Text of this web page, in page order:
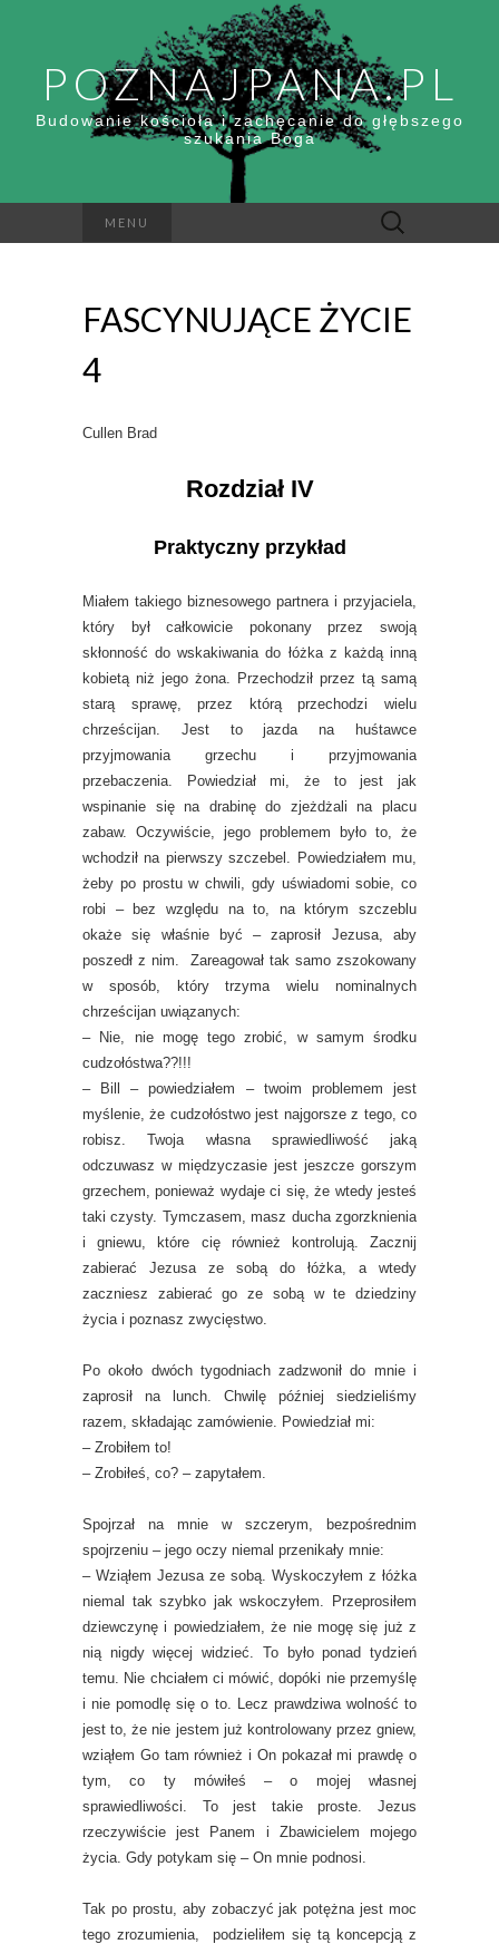
POZNAJPANA.PL
Budowanie kościoła i zachęcanie do głębszego
szukania Boga
MENU Szukaj:
FASCYNUJĄCE ŻYCIE
4
Cullen Brad
Rozdział IV
Praktyczny przykład
Miałem takiego biznesowego partnera i przyjaciela,
który był całkowicie pokonany przez swoją
skłonność do wskakiwania do łóżka z każdą inną
kobietą niż jego żona. Przechodził przez tą samą
starą sprawę, przez którą przechodzi wielu
chrześcijan. Jest to jazda na huśtawce
przyjmowania grzechu i przyjmowania
przebaczenia. Powiedział mi, że to jest jak
wspinanie się na drabinę do zjeżdżali na placu
zabaw. Oczywiście, jego problemem było to, że
wchodził na pierwszy szczebel. Powiedziałem mu,
żeby po prostu w chwili, gdy uświadomi sobie, co
robi – bez względu na to, na którym szczeblu
okaże się właśnie być – zaprosił Jezusa, aby
poszedł z nim. Zareagował tak samo zszokowany
w sposób, który trzyma wielu nominalnych
chrześcijan uwiązanych:
– Nie, nie mogę tego zrobić, w samym środku
cudzołóstwa??!!!
– Bill – powiedziałem – twoim problemem jest
myślenie, że cudzołóstwo jest najgorsze z tego, co
robisz. Twoja własna sprawiedliwość jaką
odczuwasz w międzyczasie jest jeszcze gorszym
grzechem, ponieważ wydaje ci się, że wtedy jesteś
taki czysty. Tymczasem, masz ducha zgorzknienia
i gniewu, które cię również kontrolują. Zacznij
zabierać Jezusa ze sobą do łóżka, a wtedy
zaczniesz zabierać go ze sobą w te dziedziny
życia i poznasz zwycięstwo.
Po około dwóch tygodniach zadzwonił do mnie i
zaprosił na lunch. Chwilę później siedzieliśmy
razem, składając zamówienie. Powiedział mi:
– Zrobiłem to!
– Zrobiłeś, co? – zapytałem.
Spojrzał na mnie w szczerym, bezpośrednim
spojrzeniu – jego oczy niemal przenikały mnie:
– Wziąłem Jezusa ze sobą. Wyskoczyłem z łóżka
niemal tak szybko jak wskoczyłem. Przeprosiłem
dziewczynę i powiedziałem, że nie mogę się już z
nią nigdy więcej widzieć. To było ponad tydzień
temu. Nie chciałem ci mówić, dopóki nie przemyślę
i nie pomodlę się o to. Lecz prawdziwa wolność to
jest to, że nie jestem już kontrolowany przez gniew,
wziąłem Go tam również i On pokazał mi prawdę o
tym, co ty mówiłeś – o mojej własnej
sprawiedliwości. To jest takie proste. Jezus
rzeczywiście jest Panem i Zbawicielem mojego
życia. Gdy potykam się – On mnie podnosi.
Tak po prostu, aby zobaczyć jak potężna jest moc
tego zrozumienia, podzieliłem się tą koncepcją z